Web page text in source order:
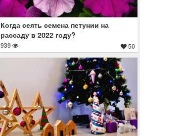
Когда сеять семена петунии на
рассаду в 2022 году?
939 50